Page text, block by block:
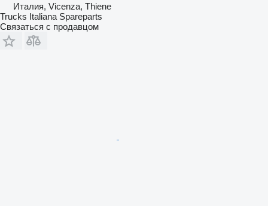
Италия, Vicenza, Thiene
Trucks Italiana Spareparts
Связаться с продавцом